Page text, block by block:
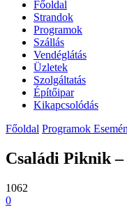
Főoldal
Strandok
Programok
Szállás
Vendéglátás
Üzletek
Szolgáltatás
Építőipar
Kikapcsolódás
Főoldal Programok
Családi Piknik
1062
0